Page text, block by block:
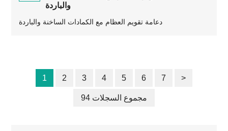
والباردة
دعامة تقويم العظام مع الكمادات الساخنة والباردة
1 2 3 4 5 6 7 >
94 مجموع السجلات